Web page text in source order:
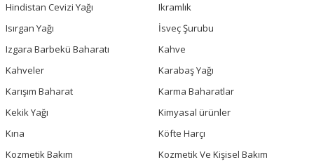
Hindistan Cevizi Yağı
Ikramlık
Isırgan Yağı
İsveç Şurubu
Izgara Barbekü Baharatı
Kahve
Kahveler
Karabaş Yağı
Karışım Baharat
Karma Baharatlar
Kekik Yağı
Kimyasal ürünler
Kına
Köfte Harçı
Kozmetik Bakım
Kozmetik Ve Kişisel Bakım